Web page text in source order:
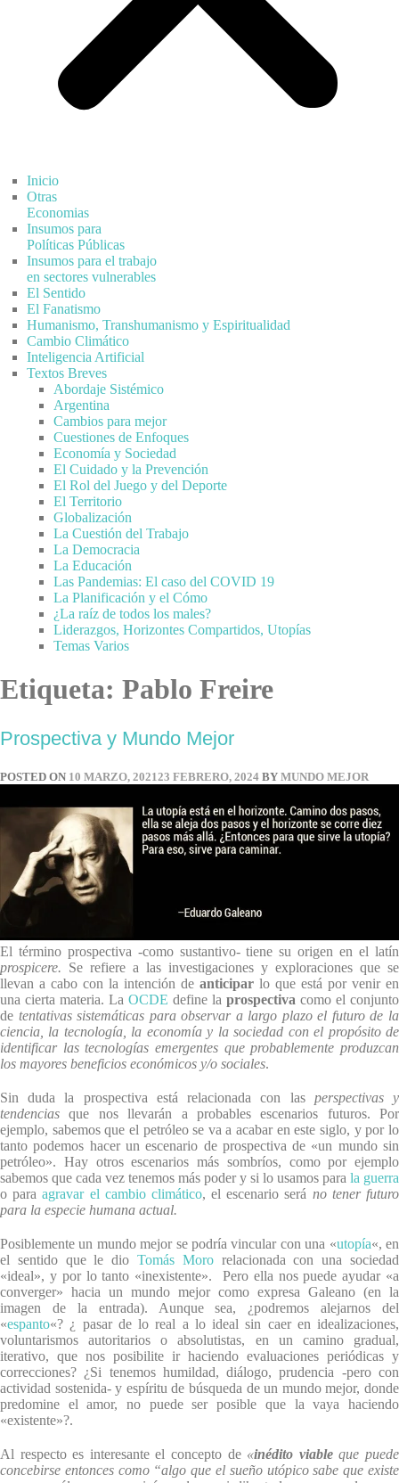
Inicio
Otras
Economias
Insumos para
Políticas Públicas
Insumos para el trabajo
en sectores vulnerables
El Sentido
El Fanatismo
Humanismo, Transhumanismo y Espiritualidad
Cambio Climático
Inteligencia Artificial
Textos Breves
Abordaje Sistémico
Argentina
Cambios para mejor
Cuestiones de Enfoques
Economía y Sociedad
El Cuidado y la Prevención
El Rol del Juego y del Deporte
El Territorio
Globalización
La Cuestión del Trabajo
La Democracia
La Educación
Las Pandemias: El caso del COVID 19
La Planificación y el Cómo
¿La raíz de todos los males?
Liderazgos, Horizontes Compartidos, Utopías
Temas Varios
Etiqueta: Pablo Freire
Prospectiva y Mundo Mejor
POSTED ON 10 MARZO, 2021 23 FEBRERO, 2024 BY MUNDO MEJOR
El término prospectiva -como sustantivo- tiene su origen en el latín
prospicere. Se refiere a las investigaciones y exploraciones que se
llevan a cabo con la intención de anticipar lo que está por venir en
una cierta materia. La OCDE define la prospectiva como el conjunto
de tentativas sistemáticas para observar a largo plazo el futuro de la
ciencia, la tecnología, la economía y la sociedad con el propósito de
identificar las tecnologías emergentes que probablemente produzcan
los mayores beneficios económicos y/o sociales.
Sin duda la prospectiva está relacionada con las perspectivas y
tendencias que nos llevarán a probables escenarios futuros. Por
ejemplo, sabemos que el petróleo se va a acabar en este siglo, y por lo
tanto podemos hacer un escenario de prospectiva de «un mundo sin
petróleo». Hay otros escenarios más sombríos, como por ejemplo
sabemos que cada vez tenemos más poder y si lo usamos para la guerra
o paraagravar el cambio climático, el escenario será no tener futuro
para la especie humana actual.
Posiblemente un mundo mejor se podría vincular con una «utopía«, en
el sentido que le dio Tomás Mororelacionada con una sociedad
«ideal», y por lo tanto «inexistente». Pero ella nos puede ayudar «a
converger» hacia un mundo mejor como expresa Galeano (en la
imagen de la entrada). Aunque sea, ¿podremos alejarnos del
«espanto«? ¿ pasar de lo real a lo ideal sin caer en idealizaciones,
voluntarismos autoritarios o absolutistas, en un camino gradual,
iterativo, que nos posibilite ir haciendo evaluaciones periódicas y
correcciones? ¿Si tenemos humildad, diálogo, prudencia -pero con
actividad sostenida- y espíritu de búsqueda de un mundo mejor, donde
predomine el amor, no puede ser posible que la vaya haciendo
«existente»?.
Al respecto es interesante el concepto de «inédito viableque puede
concebirse entonces como “algo que el sueño utópico sabe que existe